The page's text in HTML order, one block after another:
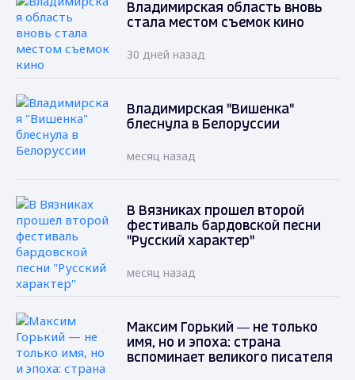
Владимирская область вновь
стала местом съемок кино
30 дней назад
Владимирская "Вишенка"
блеснула в Белоруссии
месяц назад
В Вязниках прошел второй
фестиваль бардовской песни
"Русский характер"
месяц назад
Максим Горький — не только
имя, но и эпоха: страна
вспоминает великого писателя